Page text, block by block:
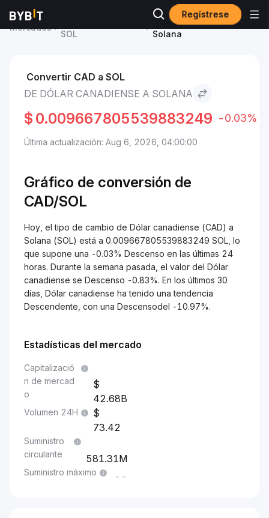
Regístrese
Mercados
SOL
Dólar canadiense to
Solana
Convertir CAD a SOL
DE DÓLAR CANADIENSE A SOLANA
$ 0.009667805539883249 -0.03%
Última actualización: Aug 6, 2026, 04:00:00
Gráfico de conversión de
CAD/SOL
Hoy, el tipo de cambio de Dólar canadiense (CAD) a
Solana (SOL) está a 0.009667805539883249 SOL, lo
que supone una -0.03% Descenso en las últimas 24
horas. Durante la semana pasada, el valor del Dólar
canadiense se Descenso -0.83%. En los últimos 30
días, Dólar canadiense ha tenido una tendencia
Descendente, con una Descensodel -10.97%.
Estadísticas del mercado
Capitalizació
n de mercad
o
42.68B
Volumen 24H
73.42
Suministro
circulante
581.31M
Suministro máximo --